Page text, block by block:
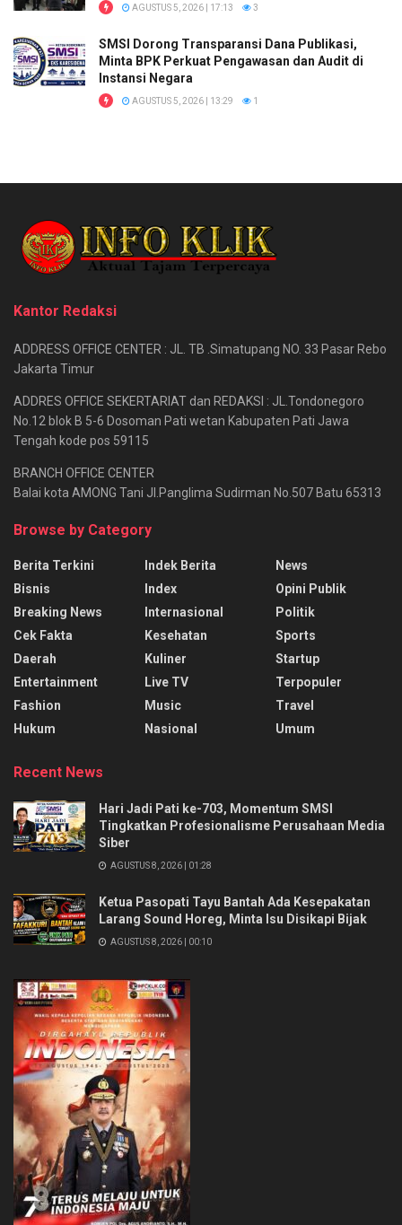
AGUSTUS 5, 2026 | 17:13 3
SMSI Dorong Transparansi Dana Publikasi,
Minta BPK Perkuat Pengawasan dan Audit di
Instansi Negara
AGUSTUS 5, 2026 | 13:29 1
Kantor Redaksi
ADDRESS OFFICE CENTER : JL. TB .Simatupang NO. 33 Pasar Rebo
Jakarta Timur
ADDRES OFFICE SEKERTARIAT dan REDAKSI : JL.Tondonegoro
No.12 blok B 5-6 Dosoman Pati wetan Kabupaten Pati Jawa
Tengah kode pos 59115
BRANCH OFFICE CENTER
Balai kota AMONG Tani Jl.Panglima Sudirman No.507 Batu 65313
Browse by Category
Berita Terkini
Bisnis
Breaking News
Cek Fakta
Daerah
Entertainment
Fashion
Hukum
Indek Berita
Index
Internasional
Kesehatan
Kuliner
Live TV
Music
Nasional
News
Opini Publik
Politik
Sports
Startup
Terpopuler
Travel
Umum
Recent News
Hari Jadi Pati ke-703, Momentum SMSI
Tingkatkan Profesionalisme Perusahaan Media
Siber
AGUSTUS 8, 2026 | 01:28
Ketua Pasopati Tayu Bantah Ada Kesepakatan
Larang Sound Horeg, Minta Isu Disikapi Bijak
AGUSTUS 8, 2026 | 00:10